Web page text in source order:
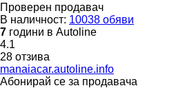
Проверен продавач
В наличност: 10038 обяви
7 години в Autoline
4.1
28 отзива
manaiacar.autoline.info
Абонирай се за продавача